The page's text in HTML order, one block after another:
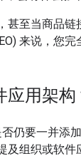
至当商品
来说，您完
用架构
仍要一并添
及组织或软件